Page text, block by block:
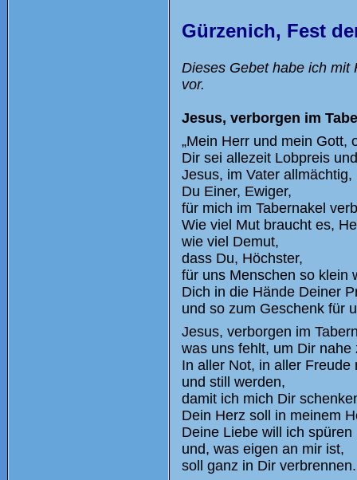
Gürzenich, Fest
Dieses Gebet habe ich mit
vor.
Jesus, verborgen im
„Mein Herr und mein Gott,
Dir sei allezeit Lobpreis
Jesus, im Vater allmächtig,
Du Einer, Ewiger,
für mich im Tabernakel
Wie viel Mut braucht es,
wie viel Demut,
dass Du, Höchster,
für uns Menschen so klein
Dich in die Hände Deiner
und so zum Geschenk für
Jesus, verborgen im
was uns fehlt, um Dir nahe
In aller Not, in aller
und still werden,
damit ich mich Dir
Dein Herz soll in meinem
Deine Liebe will ich spüren
und, was eigen an mir ist,
soll ganz in Dir verbrennen.